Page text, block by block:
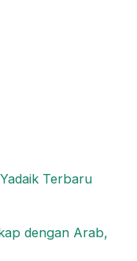
Terbaru
dengan Arab,